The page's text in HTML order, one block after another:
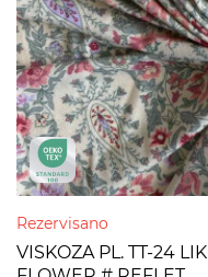
Rezervisano
VISKOZA PL. TT-24